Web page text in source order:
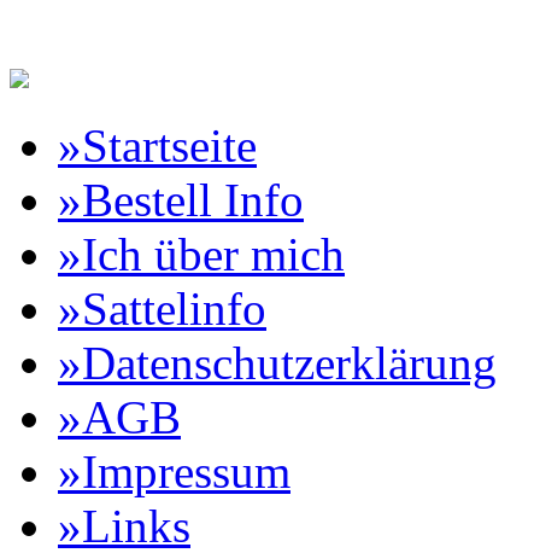
Reitartikelbörse Online
»Startseite
»Bestell Info
»Ich über mich
»Sattelinfo
»Datenschutzerklärung
»AGB
»Impressum
»Links